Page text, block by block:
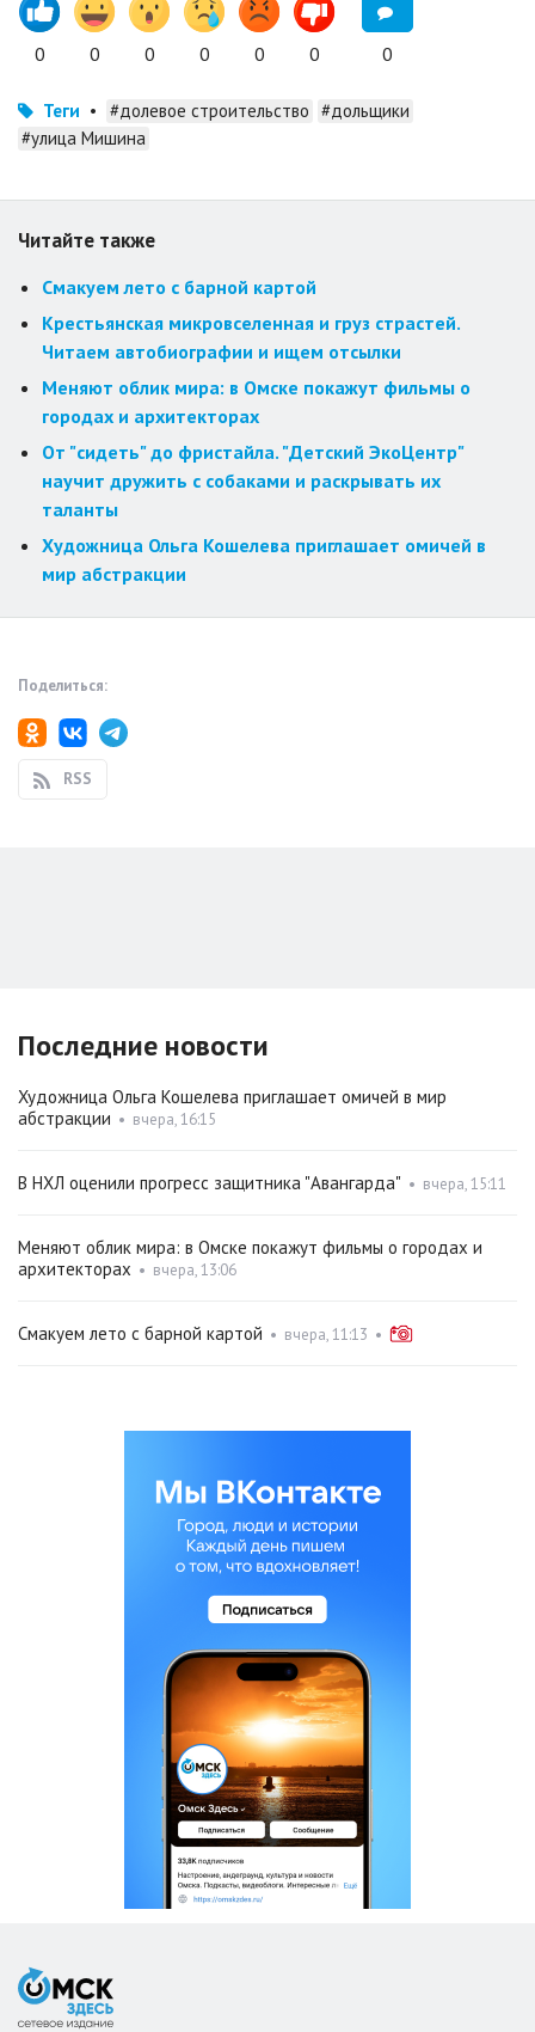
0 0 0 0 0 0 0
Теги • #долевое строительство #дольщики
#улица Мишина
Читайте также
Смакуем лето с барной картой
Крестьянская микровселенная и груз страстей.
Читаем автобиографии и ищем отсылки
Меняют облик мира: в Омске покажут фильмы о
городах и архитекторах
От "сидеть" до фристайла. "Детский ЭкоЦентр"
научит дружить с собаками и раскрывать их
таланты
Художница Ольга Кошелева приглашает омичей в
мир абстракции
Поделиться:
RSS
Последние новости
Художница Ольга Кошелева приглашает омичей в мир
абстракции • вчера, 16:15
В НХЛ оценили прогресс защитника "Авангарда" • вчера, 15:11
Меняют облик мира: в Омске покажут фильмы о городах и
архитекторах • вчера, 13:06
Смакуем лето с барной картой • вчера, 11:13 •